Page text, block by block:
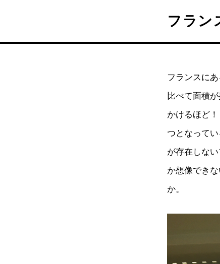
フラン
フランスに
比べて面積
かけるほど
つとなって
が存在しな
か想像でき
か。